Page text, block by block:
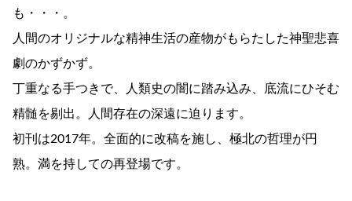
も・・・。
人間のオリジナルな精神生活の産物がもらたした神聖悲喜
劇のかずかず。
丁重なる手つきで、人類史の闇に踏み込み、底流にひそむ
精髄を剔出。人間存在の深遠に迫ります。
初刊は2017年。全面的に改稿を施し、極北の哲理が円
熟。満を持しての再登場です。